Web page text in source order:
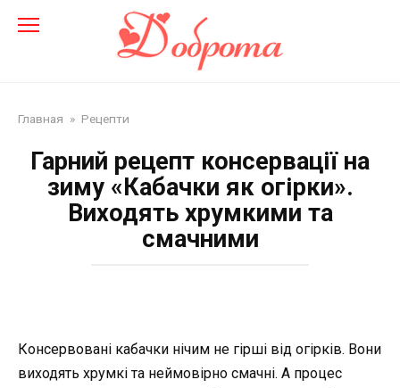
Главная » Рецепти
Гарний рецепт консервації на
зиму «Кабачки як огірки».
Виходять хрумкими та
смачними
Консервовані кабачки нічим не гірші від огірків. Вони
виходять хрумкі та неймовірно смачні. А процес